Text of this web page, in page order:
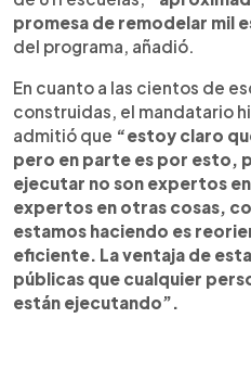
promesa de remodelar mil
del programa, añadió.
En cuanto a las cientos de
construidas, el mandatario
admitió que “estoy claro
pero en parte es por esto,
ejecutar no son expertos
expertos en otras cosas,
estamos haciendo es
eficiente. La ventaja de
públicas que cualquier
están ejecutando”.